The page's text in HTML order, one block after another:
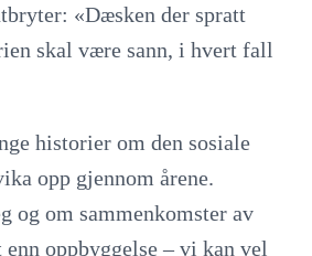
«Dæsken der spratt
skal være sann, i hvert fall
historier om den sosiale
opp gjennom årene.
og om sammenkomster av
enn oppbyggelse – vi kan vel